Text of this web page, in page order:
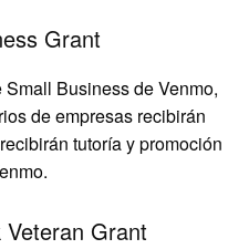
Grant
Business de Venmo,
de empresas recibirán
tutoría y promoción
Grant